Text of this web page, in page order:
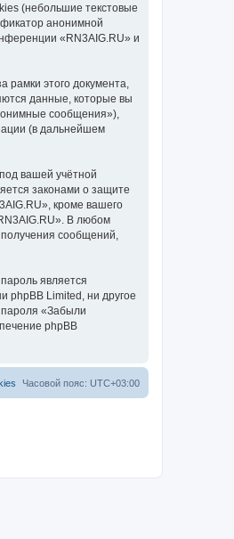
(небольшие текстовые
анонимной
«RN3AIG.RU» и
этого документа,
данные, которые вы
сообщения»),
(в дальнейшем
вашей учётной
законами о защите
кроме вашего
В любом
сообщений,
является
phpBB Limited, ни другое
пароля «Забыли
phpBB
Часовой пояс: UTC+03:00